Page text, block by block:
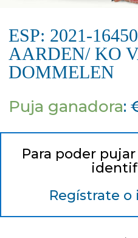
ESP: 2021-
AARDEN/ KO
DOMMELEN
Puja ganadora:
Para poder
Regístrate o